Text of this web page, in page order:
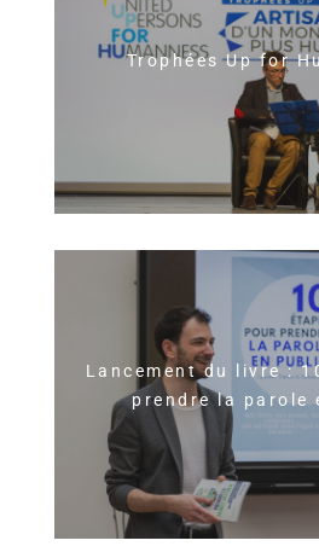
Trophées Up for
Lancement du livre :
prendre la parole